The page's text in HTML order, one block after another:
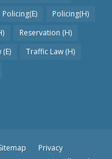
Policing(E)
Policing(H)
Reservation (H)
Traffic Law (H)
Privacy